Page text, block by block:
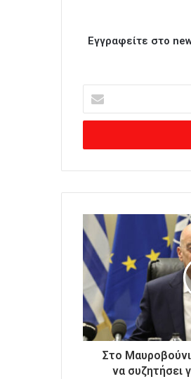
Εγγραφείτε στο
σ
γ
ε
ν
λ
κ
ρ
ο
Στο
να συζητήσει